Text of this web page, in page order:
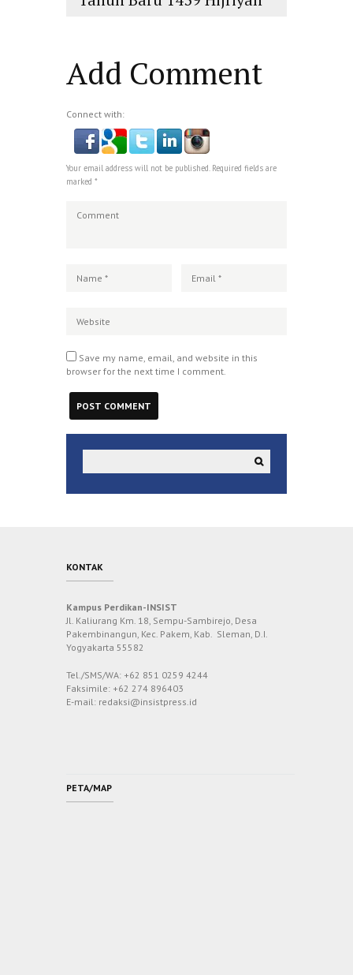
Add Comment
Connect with:
Your email address will not be published. Required fields are
marked *
Save my name, email, and website in this
browser for the next time I comment.
KONTAK
Kampus Perdikan-INSIST
Jl. Kaliurang Km. 18, Sempu-Sambirejo, Desa
Pakembinangun, Kec. Pakem, Kab. Sleman, D.I.
Yogyakarta 55582
Tel./SMS/WA: +62 851 0259 4244
Faksimile: +62 274 896403
E-mail: redaksi@insistpress.id
PETA/MAP